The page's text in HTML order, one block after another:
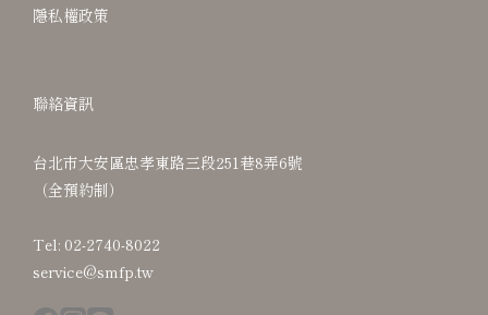
隱私權政策
聯絡資訊
台北市大安區忠孝東路三段251巷8弄6號
（全預約制）
Tel: 02-2740-8022
service@smfp.tw